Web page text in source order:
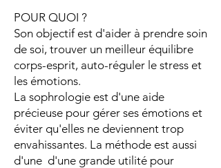
POUR QUOI ?
Son objectif est d'aider à prendre soin
de soi, trouver un meilleur équilibre
corps-esprit, auto-réguler le stress et
les émotions.
La sophrologie est d'une aide
précieuse pour gérer ses émotions et
éviter qu'elles ne deviennent trop
envahissantes. La méthode est aussi
d'une d'une grande utilité pour